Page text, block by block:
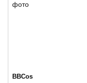
BBCos